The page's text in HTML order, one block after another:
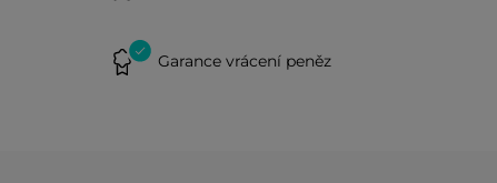
Garance vrácení peněz